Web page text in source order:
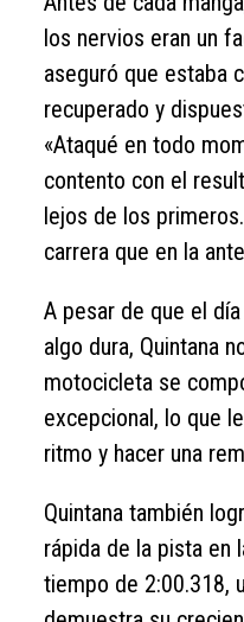
los nervios eran un
aseguró que estaba
recuperado y
«Ataqué en todo
contento con el
lejos de los
carrera que en la
A pesar de que el
algo dura, Quintana
motocicleta se
excepcional, lo que
ritmo y hacer una
Quintana también
rápida de la pista en
tiempo de 2:00.318,